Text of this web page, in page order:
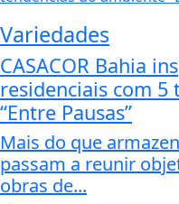
Variedades
CASACOR Bahia
residenciais com 5
“Entre Pausas”
Mais do que
passam a reunir
obras de...